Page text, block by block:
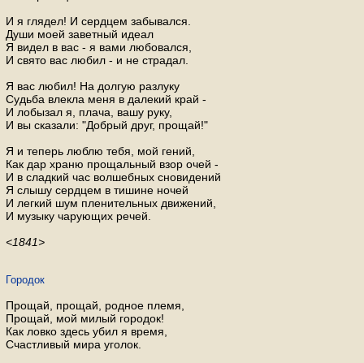
И я глядел! И сердцем забывался.
Души моей заветный идеал
Я видел в вас - я вами любовался,
И свято вас любил - и не страдал.
Я вас любил! На долгую разлуку
Судьба влекла меня в далекий край -
И лобызал я, плача, вашу руку,
И вы сказали: "Добрый друг, прощай!"
Я и теперь люблю тебя, мой гений,
Как дар храню прощальный взор очей -
И в сладкий час волшебных сновидений
Я слышу сердцем в тишине ночей
И легкий шум пленительных движений,
И музыку чарующих речей.
<1841>
Городок
Прощай, прощай, родное племя,
Прощай, мой милый городок!
Как ловко здесь убил я время,
Счастливый мира уголок.